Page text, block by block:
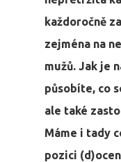
každoročně
zejména na
mužů. Jak je
působíte, co
ale také
Máme i tady
pozici